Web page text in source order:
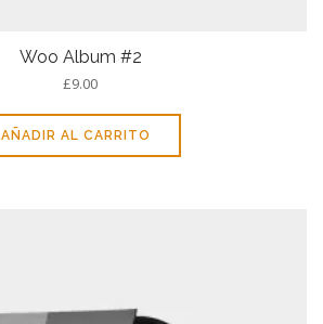
Woo Album #2
£9.00
AÑADIR AL CARRITO